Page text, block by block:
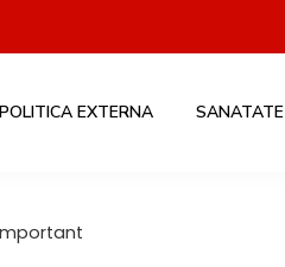
POLITICA EXTERNA SANATATE